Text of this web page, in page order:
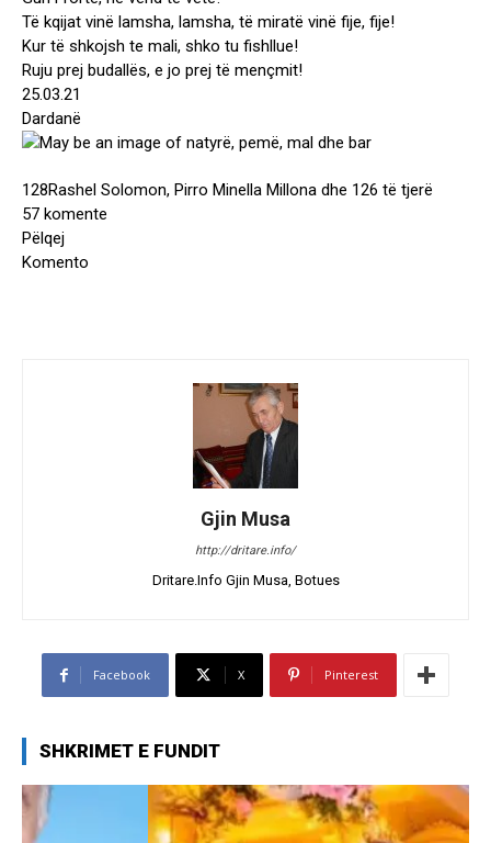
Të kqijat vinë lamsha, lamsha, të miratë vinë fije, fije!
Kur të shkojsh te mali, shko tu fishllue!
Ruju prej budallës, e jo prej të mençmit!
25.03.21
Dardanë
128Rashel Solomon, Pirro Minella Millona dhe 126 të tjerë
57 komente
Pëlqej
Komento
Gjin Musa
http://dritare.info/
Dritare.Info Gjin Musa, Botues
Facebook X Pinterest
SHKRIMET E FUNDIT